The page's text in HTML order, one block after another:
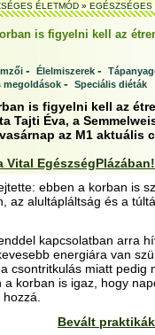
ÉLETMÓD»
is figyelni kell az
- Élelmiszerek -
megoldások - Speciális diéták
is figyelni kell az
Tajti Éva, a
az M1 aktuális
Vital EgészségPlázában!
ebben a korban is
az alultápláltság és a
kapcsolatban arra
energiára van
csontritkulás miatt pedig
a korban is igaz, hogy
Bevált